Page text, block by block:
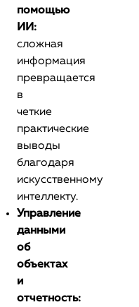
помощью
ИИ:
сложная
информация
превращается
в
четкие
практические
выводы
благодаря
искусственному
интеллекту.
Управление
данными
об
объектах
и
отчетность: